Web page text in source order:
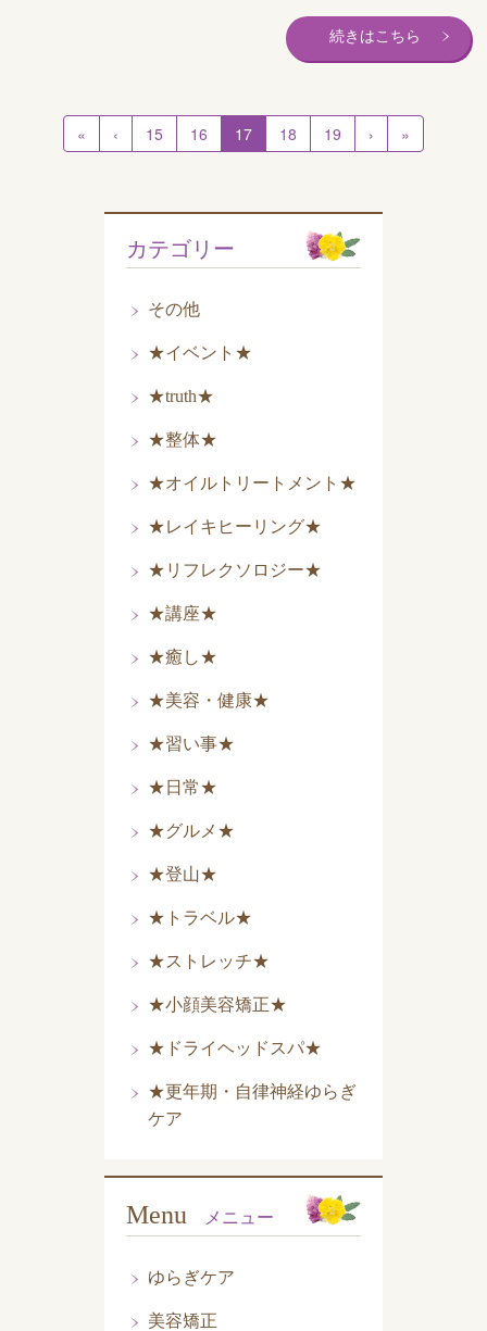
続きはこちら
« ‹ 15 16 17 18 19 › »
カテゴリー
その他
★イベント★
★truth★
★整体★
★オイルトリートメント★
★レイキヒーリング★
★リフレクソロジー★
★講座★
★癒し★
★美容・健康★
★習い事★
★日常★
★グルメ★
★登山★
★トラベル★
★ストレッチ★
★小顔美容矯正★
★ドライヘッドスパ★
★更年期・自律神経ゆらぎ
ケア
Menu メニュー
ゆらぎケア
美容矯正